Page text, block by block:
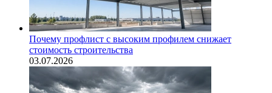
Почему профлист с высоким профилем снижает
стоимость строительства
03.07.2026